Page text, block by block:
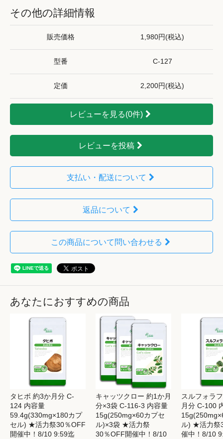
その他の詳細情報
販売価格 1,980円(税込)
型番 C-127
定価 2,200円(税込)
レビューを見る(0件)
レビューを投稿
支払い・配送について
返品について
この商品について問い合わせる
あなたにおすすめの商品
タヒボ 約3か月分 C-
124 内容量
59.4g(330mg×180カプ
セル) ★活力祭30％OFF
開催中！8/10 9:59迄
キャッツクロー 約1か月
分×3袋 C-116-3 内容量
15g(250mg×60カプセ
ル)×3袋 ★活力祭
30％OFF開催中！8/10
スルフォラ
月分 C-100
ル) ★活力祭
催中！8/10